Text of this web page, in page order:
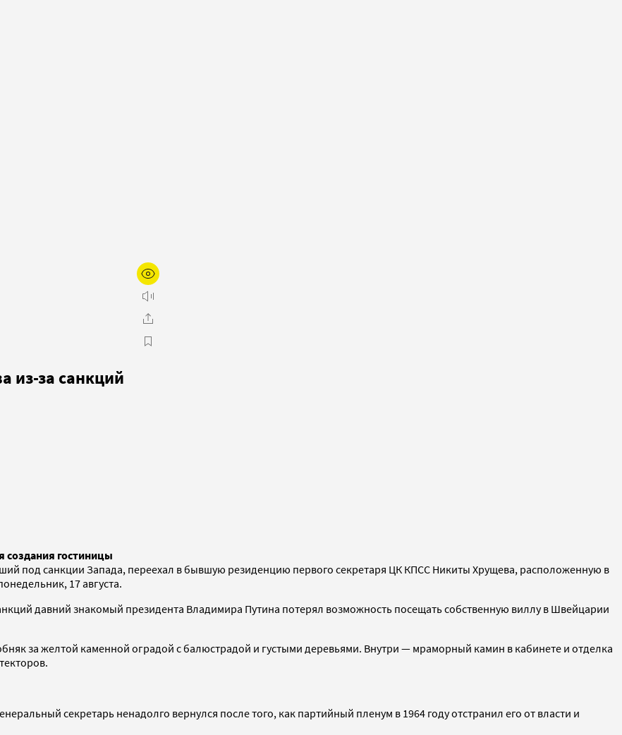
из-за санкций
создания гостиницы
под санкции Запада, переехал в бывшую резиденцию первого секретаря ЦК КПСС Никиты Хрущева, расположенную в
17 августа.
давний знакомый президента Владимира Путина потерял возможность посещать собственную виллу в Швейцарии
за желтой каменной оградой с балюстрадой и густыми деревьями. Внутри — мраморный камин в кабинете и отделка
секретарь ненадолго вернулся после того, как партийный пленум в 1964 году отстранил его от власти и